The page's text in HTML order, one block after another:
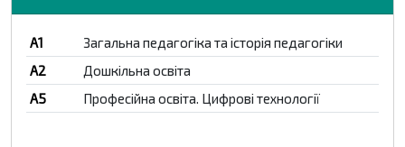
A1
Загальна педагогіка та історія педагогіки
A2
Дошкільна освіта
A5
Професійна освіта. Цифрові технології